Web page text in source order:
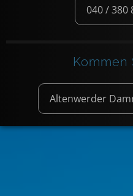
040 / 380
Kommen
Altenwerder